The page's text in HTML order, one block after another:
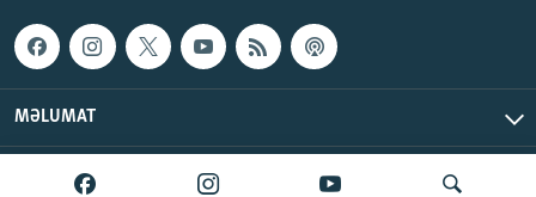
MƏLUMAT
AzadlıqRadiosu © 2026 Inc. | Bütün hüquqlar qorunur